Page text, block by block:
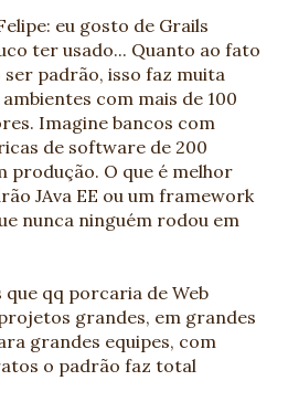
eu gosto de Grails
ter usado... Quanto ao fato
ser padrão, isso faz muita
com mais de 100
Imagine bancos com
de software de 200
produção. O que é melhor
JAva EE ou um framework
nunca ninguém rodou em
qq porcaria de Web
grandes, em grandes
grandes equipes, com
o padrão faz total